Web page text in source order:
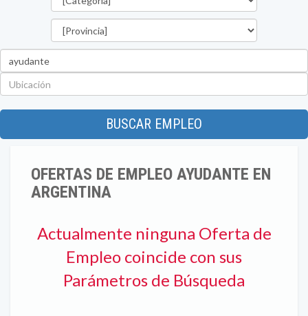
BUSCAR EMPLEO
OFERTAS DE EMPLEO AYUDANTE EN
ARGENTINA
Actualmente ninguna Oferta de
Empleo coincide con sus
Parámetros de Búsqueda